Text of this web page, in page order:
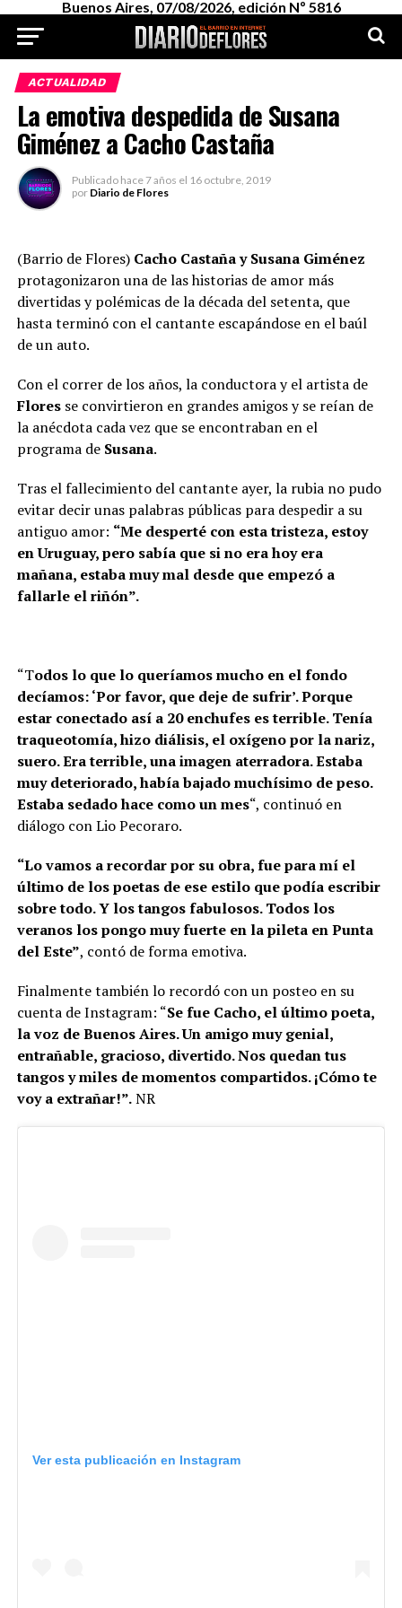
Buenos Aires, 07/08/2026, edición Nº 5816
ACTUALIDAD
La emotiva despedida de Susana
Giménez a Cacho Castaña
Publicado hace 7 años el 16 octubre, 2019
por Diario de Flores
(Barrio de Flores) Cacho Castaña y Susana Giménez
protagonizaron una de las historias de amor más
divertidas y polémicas de la década del setenta, que
hasta terminó con el cantante escapándose en el baúl
de un auto.
Con el correr de los años, la conductora y el artista de
Floresse convirtieron en grandes amigos y se reían de
la anécdota cada vez que se encontraban en el
programa deSusana.
Tras el fallecimiento del cantante ayer, la rubia no pudo
evitar decir unas palabras públicas para despedir a su
antiguo amor: “Me desperté con esta tristeza, estoy
en Uruguay, pero sabía que si no era hoy era
mañana, estaba muy mal desde que empezó a
fallarle el riñón”.
“Todos lo que lo queríamos mucho en el fondo
decíamos: ‘Por favor, que deje de sufrir’. Porque
estar conectado así a 20 enchufes es terrible. Tenía
traqueotomía, hizo diálisis, el oxígeno por la nariz,
suero. Era terrible, una imagen aterradora. Estaba
muy deteriorado, había bajado muchísimo de peso.
Estaba sedado hace como un mes“, continuó en
diálogo con Lio Pecoraro.
“Lo vamos a recordar por su obra, fue para mí el
último de los poetas de ese estilo que podía escribir
sobre todo. Y los tangos fabulosos. Todos los
veranos los pongo muy fuerte en la pileta en Punta
del Este”, contó de forma emotiva.
Finalmente también lo recordó con un posteo en su
cuenta de Instagram: “Se fue Cacho, el último poeta,
la voz de Buenos Aires. Un amigo muy genial,
entrañable, gracioso, divertido. Nos quedan tus
tangos y miles de momentos compartidos. ¡Cómo te
voy a extrañar!”.NR
Ver esta publicación en Instagram